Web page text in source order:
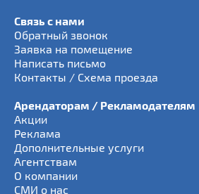
Связь с нами
Обратный звонок
Заявка на помещение
Написать письмо
Контакты / Схема проезда
Арендаторам / Рекламодателям
Акции
Реклама
Дополнительные услуги
Агентствам
О компании
СМИ о нас